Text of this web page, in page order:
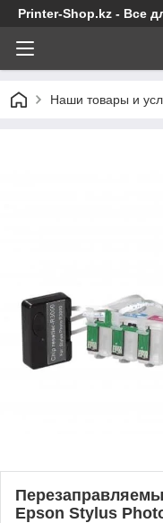
Printer-Shop.kz - Все
Наши товары и
Epson Stylus